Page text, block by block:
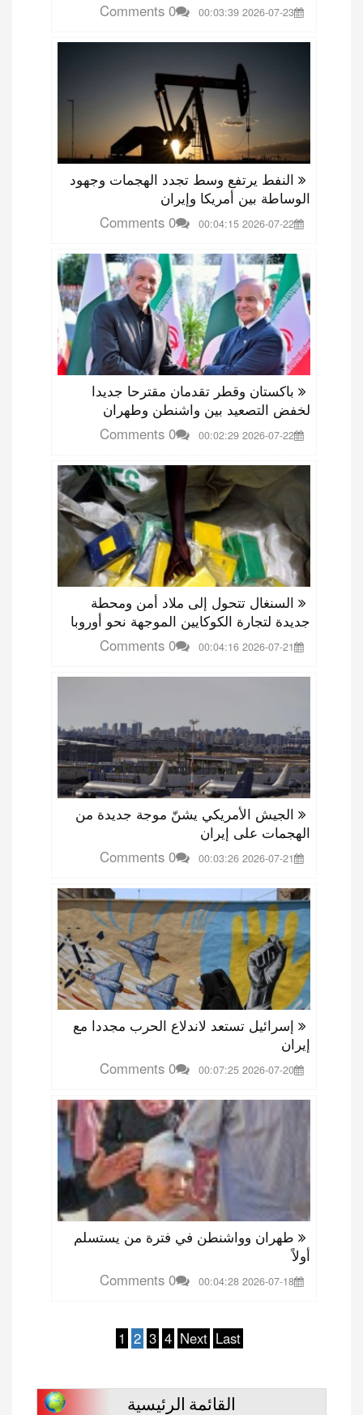
2026-07-23 00:03:39
0 Comments
النفط يرتفع وسط تجدد الهجمات وجهود
الوساطة بين أمريكا وإيران
2026-07-22 00:04:15
0 Comments
باكستان وقطر تقدمان مقترحا جديدا
لخفض التصعيد بين واشنطن وطهران
2026-07-22 00:02:29
0 Comments
السنغال تتحول إلى ملاد أمن ومحطة
جديدة لتجارة الكوكايين الموجهة نحو أوروبا
2026-07-21 00:04:16
0 Comments
الجيش الأمريكي يشنّ موجة جديدة من
الهجمات على إيران
2026-07-21 00:03:26
0 Comments
إسرائيل تستعد لاندلاع الحرب مجددا مع
إيران
2026-07-20 00:07:25
0 Comments
طهران وواشنطن في فترة من يستسلم
أولاً
2026-07-18 00:04:28
0 Comments
1 2 3 4 Next Last
القائمة الرئيسية